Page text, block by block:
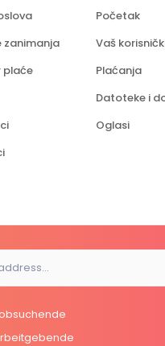
zanimanja
plaće
Početak
Vaš
Plaćanja
Datoteke i
Oglasi